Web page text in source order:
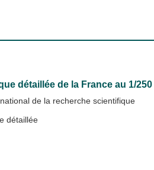
détaillée de la France au 1/250
de la recherche scientifique
détaillée